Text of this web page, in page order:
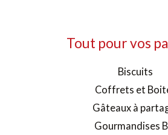
Tout pour vos
Biscuits
Coffrets et
Gâteaux à
Gourmandises